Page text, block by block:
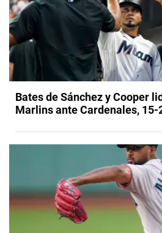
Bates de Sánchez y Cooper
Marlins ante Cardenales, 15-